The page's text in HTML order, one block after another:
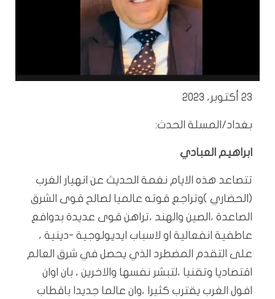
23 أكتوبر، 2023
بغداد/المسلة الحدث:
ابراهيم العبادي
تتصاعد هذه الايام نغمة الحديث عن انهيار الغرب
(الحضاري )وتراجع قوته عالميا لصالح قوى الشرق
الصاعدة ،الصين والهند ،تراهن قوى عديدة بدوافع
عاطفية انفعالية او لاسباب ايديولوجية -دينية ،
على التقدم المضطرد الذي يحصل في شرق العالم
اقتصاديا وتقنيا ،لتبشر نفسها والاخرين ، بان اوان
افول الغرب يقترب كثيرا ،وان عالما جديدا باقطاب